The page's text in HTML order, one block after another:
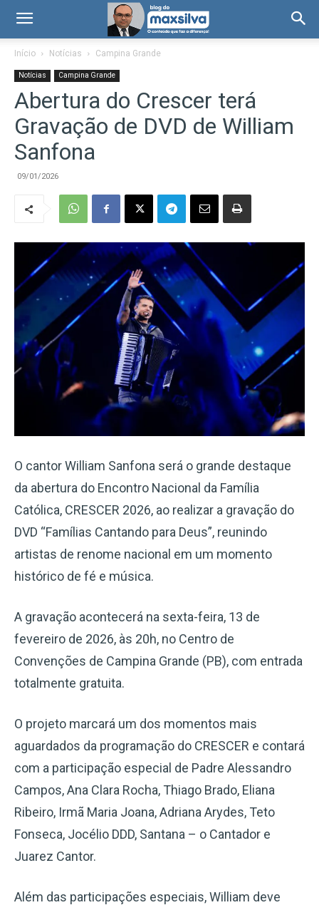
Início Notícias Campina Grande
Notícias Campina Grande
Abertura do Crescer terá
Gravação de DVD de William
Sanfona
09/01/2026
O cantor William Sanfona será o grande destaque
da abertura do Encontro Nacional da Família
Católica, CRESCER 2026, ao realizar a gravação do
DVD “Famílias Cantando para Deus”, reunindo
artistas de renome nacional em um momento
histórico de fé e música.
A gravação acontecerá na sexta-feira, 13 de
fevereiro de 2026, às 20h, no Centro de
Convenções de Campina Grande (PB), com entrada
totalmente gratuita.
O projeto marcará um dos momentos mais
aguardados da programação do CRESCER e contará
com a participação especial de Padre Alessandro
Campos, Ana Clara Rocha, Thiago Brado, Eliana
Ribeiro, Irmã Maria Joana, Adriana Arydes, Teto
Fonseca, Jocélio DDD, Santana – o Cantador e
Juarez Cantor.
Além das participações especiais, William deve